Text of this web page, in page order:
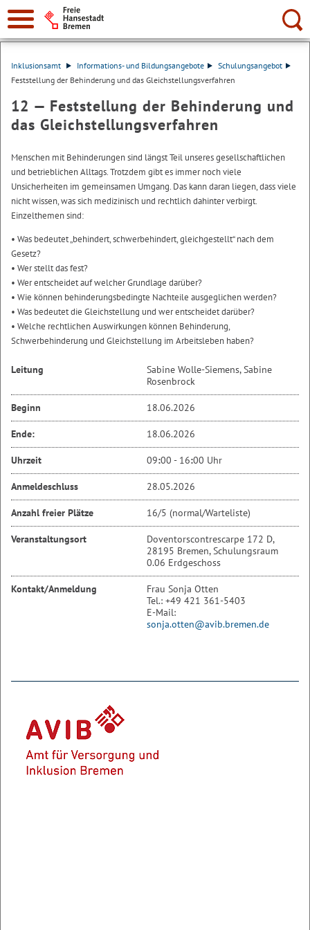
Suche:
Inklusionsamt Informations- und Bildungsangebote
Schulungsangebot
Feststellung der Behinderung und das Gleichstellungsverfahren
12 — Feststellung der Behinderung und
das Gleichstellungsverfahren
Menschen mit Behinderungen sind längst Teil unseres gesellschaftlichen
und betrieblichen Alltags. Trotzdem gibt es immer noch viele
Unsicherheiten im gemeinsamen Umgang. Das kann daran liegen, dass viele
nicht wissen, was sich medizinisch und rechtlich dahinter verbirgt.
Einzelthemen sind:
• Was bedeutet „behindert, schwerbehindert, gleichgestellt“ nach dem
Gesetz?
• Wer stellt das fest?
• Wer entscheidet auf welcher Grundlage darüber?
• Wie können behinderungsbedingte Nachteile ausgeglichen werden?
• Was bedeutet die Gleichstellung und wer entscheidet darüber?
• Welche rechtlichen Auswirkungen können Behinderung,
Schwerbehinderung und Gleichstellung im Arbeitsleben haben?
Leitung
Sabine Wolle-Siemens, Sabine
Rosenbrock
Beginn 18.06.2026
Ende: 18.06.2026
Uhrzeit 09:00 - 16:00 Uhr
Anmeldeschluss 28.05.2026
Anzahl freier Plätze 16/5 (normal/Warteliste)
Veranstaltungsort
Doventorscontrescarpe 172 D,
28195 Bremen, Schulungsraum
0.06 Erdgeschoss
Kontakt/Anmeldung
Frau Sonja Otten
Tel.: +49 421 361-5403
E-Mail:
sonja.otten@avib.bremen.de